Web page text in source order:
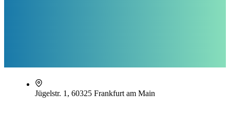
Jügelstr. 1, 60325 Frankfurt am Main